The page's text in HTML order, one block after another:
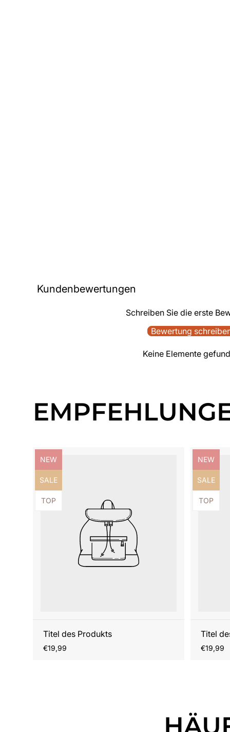
Kundenbewertungen
Schreiben Sie die erste
Bewertung
Keine Elemente
Produktbezeichnung:
NEW
Produktbezeichnung:
SALE
Produktbezeichnung:
TOP
Titel des Produkts
Regulärer
€19,99
NEW
SALE
TOP
Titel
Regulärer
€19,99